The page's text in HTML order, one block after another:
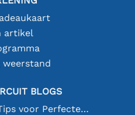
artikel
BLOGS
Solderen als een Pro: Tips voor Perfecte Elektronische Verbindingen